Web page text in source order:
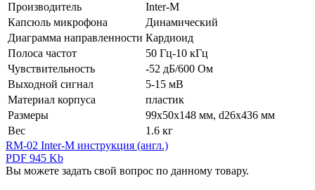
Производитель
Inter-M
Капсюль микрофона
Динамический
Диаграмма направленности Кардиоид
Полоса частот
50 Гц-10 кГц
Чувствительность
-52 дБ/600 Ом
Выходной сигнал
5-15 мВ
Материал корпуса
пластик
Размеры
99х50х148 мм, d26х436 мм
Вес
1.6 кг
RM-02 Inter-M инструкция (англ.)
PDF 945 Kb
Вы можете задать свой вопрос по данному товару.